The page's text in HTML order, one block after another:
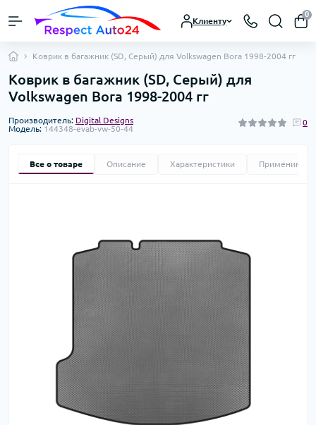
Клиенту
0
Коврик в багажник (SD, Серый) для Volkswagen Bora 1998-2004 гг
Коврик в багажник (SD, Серый) для
Volkswagen Bora 1998-2004 гг
Производитель: Digital Designs
Модель: 144348-evab-vw-50-44
0
Все о товаре Описание Характеристики